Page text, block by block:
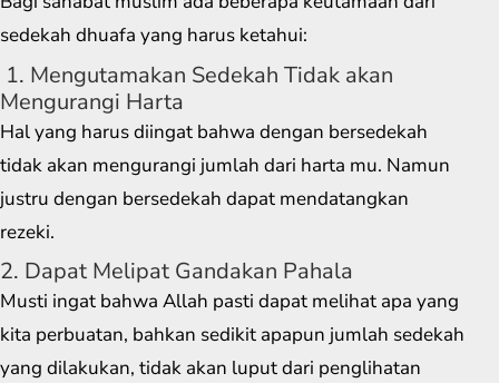
sedekah dhuafa yang harus ketahui:
1. Mengutamakan Sedekah Tidak akan
Mengurangi Harta
Hal yang harus diingat bahwa dengan bersedekah
tidak akan mengurangi jumlah dari harta mu. Namun
justru dengan bersedekah dapat mendatangkan
rezeki.
2. Dapat Melipat Gandakan Pahala
Musti ingat bahwa Allah pasti dapat melihat apa yang
kita perbuatan, bahkan sedikit apapun jumlah sedekah
yang dilakukan, tidak akan luput dari penglihatan